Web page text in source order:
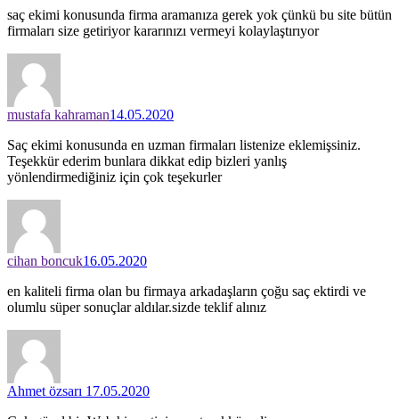
saç ekimi konusunda firma aramanıza gerek yok çünkü bu site bütün
firmaları size getiriyor kararınızı vermeyi kolaylaştırıyor
mustafa kahraman14.05.2020
Saç ekimi konusunda en uzman firmaları listenize eklemişsiniz.
Teşekkür ederim bunlara dikkat edip bizleri yanlış
yönlendirmediğiniz için çok teşekurler
cihan boncuk16.05.2020
en kaliteli firma olan bu firmaya arkadaşların çoğu saç ektirdi ve
olumlu süper sonuçlar aldılar.sizde teklif alınız
Ahmet özsarı 17.05.2020